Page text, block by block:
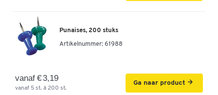
Punaises, 200 stuks
Artikelnummer: 61988
vanaf € 3,19
vanaf 5 st. à 200 st.
Ga naar product